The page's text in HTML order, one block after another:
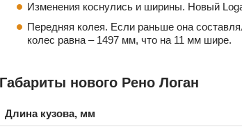
Изменения коснулись и ширины. Новый
Передняя колея. Если раньше она
колес равна – 1497 мм, что на 11 мм шире.
Габариты нового Рено Логан
Длина кузова, мм